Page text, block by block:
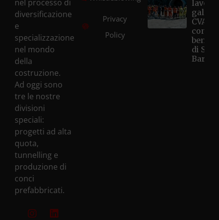
nel processo di
diversificazione
e
specializzazione
nel mondo
della
costruzione.
Ad oggi sono
tre le nostre
divisioni
speciali:
progetti ad alta
quota,
tunnelling e
produzione di
conci
prefabbricati.
Privacy
Policy
lavori
CVA
con la
di